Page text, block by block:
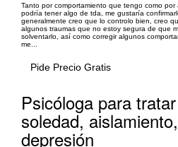
Tanto por comportamiento que tengo como
podría tener algo de tda, me gustaría
generalmente creo que lo controlo bien, creo
algunos traumas que no estoy segura de que
solventarlo, así como corregir algunos
me...
Pide Precio Gratis
Psicóloga para
soledad,
depresión